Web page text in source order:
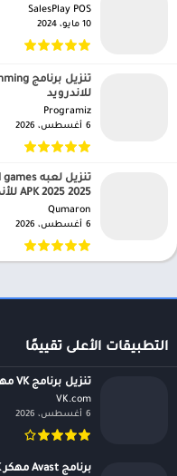
SalesPlay POS‏
10 مايو، 2024
للاندرويد
Programiz‏
6 أغسطس، 2026
APK 2025 2025 للأندرويد
Qumaron‏
6 أغسطس، 2026
التطبيقات الأعلى تقييمًا
تنزيل برنامج VK مهكر APK للاندرويد 2025 للاندرويد
VK.com‏
6 أغسطس، 2026
برنامج Avast مهكر APK للاندرويد 2025